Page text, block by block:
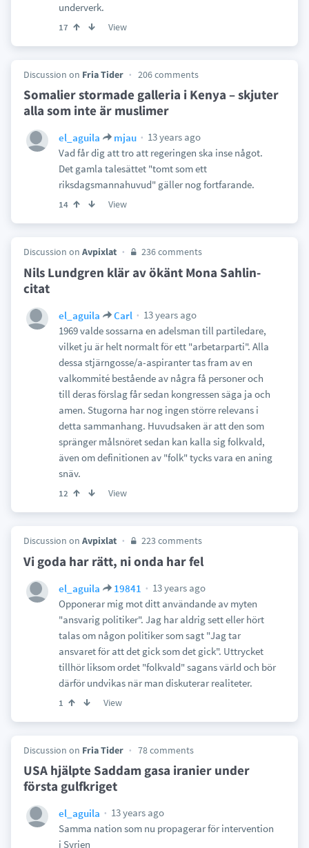
underverk.
17 View
Discussion on Fria Tider 206 comments
Somalier stormade galleria i Kenya – skjuter
alla som inte är muslimer
el_aguila mjau
13 years ago
Vad får dig att tro att regeringen ska inse något.
Det gamla talesättet "tomt som ett
riksdagsmannahuvud" gäller nog fortfarande.
14 View
Discussion on Avpixlat 236 comments
Nils Lundgren klär av ökänt Mona Sahlin-
citat
el_aguila Carl
13 years ago
1969 valde sossarna en adelsman till partiledare,
vilket ju är helt normalt för ett "arbetarparti". Alla
dessa stjärngosse/a-aspiranter tas fram av en
valkommité bestående av några få personer och
till deras förslag får sedan kongressen säga ja och
amen. Stugorna har nog ingen större relevans i
detta sammanhang. Huvudsaken är att den som
spränger målsnöret sedan kan kalla sig folkvald,
även om definitionen av "folk" tycks vara en aning
snäv.
12 View
Discussion on Avpixlat 223 comments
Vi goda har rätt, ni onda har fel
el_aguila 19841
13 years ago
Opponerar mig mot ditt användande av myten
"ansvarig politiker". Jag har aldrig sett eller hört
talas om någon politiker som sagt "Jag tar
ansvaret för att det gick som det gick". Uttrycket
tillhör liksom ordet "folkvald" sagans värld och bör
därför undvikas när man diskuterar realiteter.
1 View
Discussion on Fria Tider 78 comments
USA hjälpte Saddam gasa iranier under
första gulfkriget
el_aguila
13 years ago
Samma nation som nu propagerar för intervention
i Syrien